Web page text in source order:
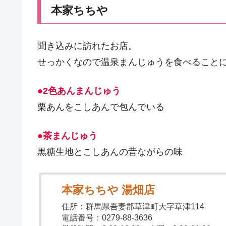
本家ちちや
聞き込みに訪れたお店。
せっかくなので温泉まんじゅうを食べること
●2色あんまんじゅう
栗あんをこしあんで包んでいる
●茶まんじゅう
黒糖生地とこしあんの昔ながらの味
本家ちちや 湯畑店
住所：群馬県吾妻郡草津町大字草津114
電話番号：0279-88-3636